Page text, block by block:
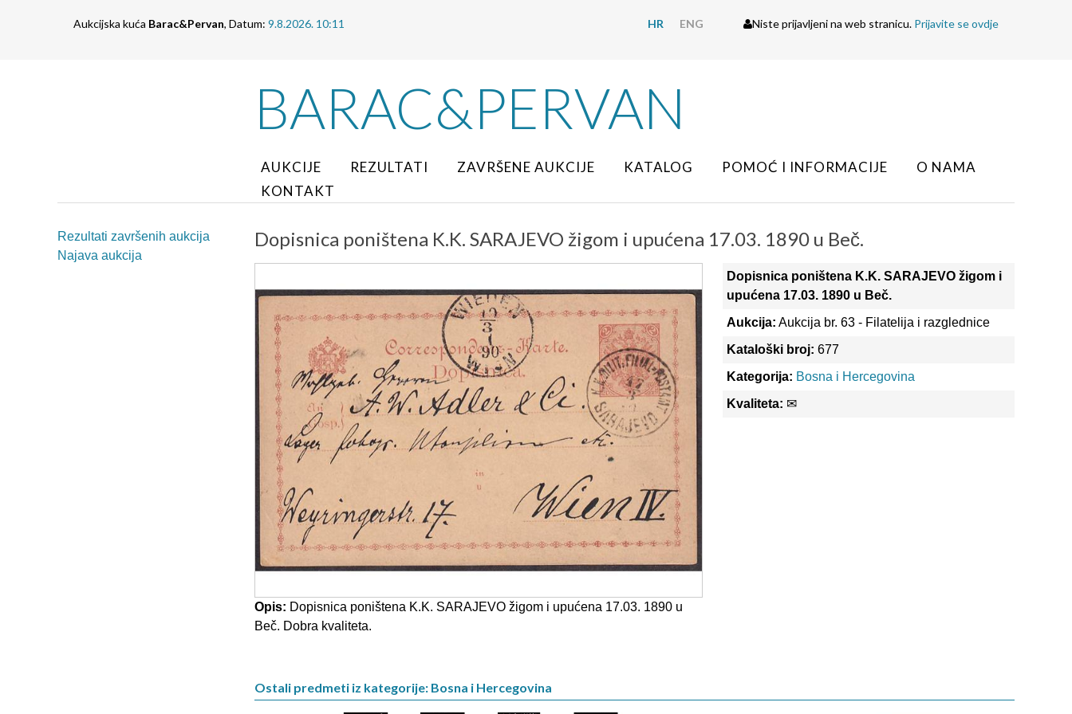
Aukcijska kuća Barac&Pervan, Datum: 9.8.2026. 10:11 HR ENG Niste prijavljeni na web stranicu. Prijavite se ovdje
BARAC&PERVAN
AUKCIJE REZULTATI ZAVRŠENE AUKCIJE KATALOG POMOĆ I INFORMACIJE
O NAMA
KONTAKT
Rezultati završenih aukcija
Najava aukcija
Dopisnica poništena K.K. SARAJEVO žigom i upućena 17.03. 1890 u Beč.
Opis: Dopisnica poništena K.K. SARAJEVO žigom i upućena 17.03. 1890 u
Beč. Dobra kvaliteta.
Dopisnica poništena K.K. SARAJEVO žigom i
upućena 17.03. 1890 u Beč.
Aukcija: Aukcija br. 63 - Filatelija i razglednice
Kataloški broj: 677
Kategorija: Bosna i Hercegovina
Kvaliteta: ✉
Ostali predmeti iz kategorije: Bosna i Hercegovina